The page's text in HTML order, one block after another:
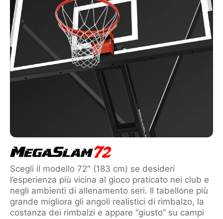
Scegli il modello 72″ (183 cm) se desideri
l’esperienza più vicina al gioco praticato nei club e
negli ambienti di allenamento seri. Il tabellone più
grande migliora gli angoli realistici di rimbalzo, la
costanza dei rimbalzi e appare “giusto” su campi